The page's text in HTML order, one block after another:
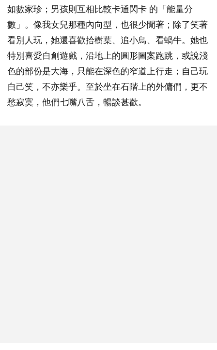
如數家珍；男孩則互相比較卡通閃卡 的「能量分
數」。像我女兒那種內向型，也很少閒著；除了笑著
看別人玩，她還喜歡拾樹葉、追小鳥、看蝸牛。她也
特別喜愛自創遊戲，沿地上的圓形圖案跑跳，或說淺
色的部份是大海，只能在深色的窄道上行走；自己玩
自己笑，不亦樂乎。至於坐在石階上的外傭們，更不
愁寂寞，他們七嘴八舌，暢談甚歡。